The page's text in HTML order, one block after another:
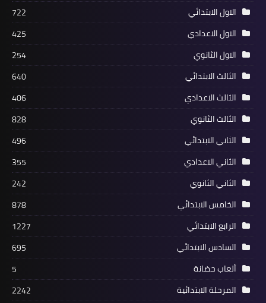
الاول الابتدائي
722
الاول الاعدادي
425
الاول الثانوي
254
الثالث الابتدائي
640
الثالث الاعدادي
406
الثالث الثانوي
828
الثاني الابتدائي
496
الثاني الاعدادي
355
الثاني الثانوي
242
الخامس الابتدائي
878
الرابع الابتدائي
1227
السادس الابتدائي
695
ألعاب حضانة
5
المرحلة الابتدائية
2242